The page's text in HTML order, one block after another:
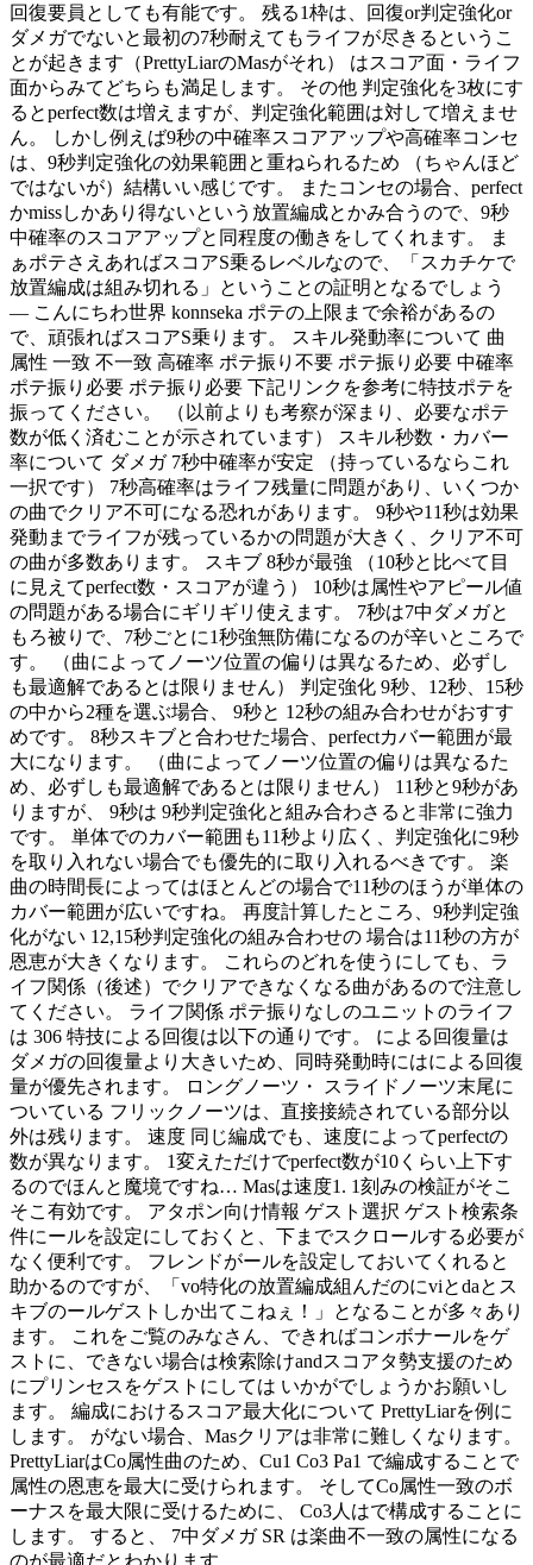
回復要員としても有能です。 残る1枠は、回復or判定強化or
ダメガでないと最初の7秒耐えてもライフが尽きるというこ
とが起きます（PrettyLiarのMasがそれ） はスコア面・ライフ
面からみてどちらも満足します。 その他 判定強化を3枚にす
るとperfect数は増えますが、判定強化範囲は対して増えませ
ん。 しかし例えば9秒の中確率スコアアップや高確率コンセ
は、9秒判定強化の効果範囲と重ねられるため （ちゃんほど
ではないが）結構いい感じです。 またコンセの場合、perfect
かmissしかあり得ないという放置編成とかみ合うので、9秒
中確率のスコアアップと同程度の働きをしてくれます。 ま
ぁポテさえあればスコアS乗るレベルなので、「スカチケで
放置編成は組み切れる」ということの証明となるでしょう
— こんにちわ世界 konnseka ポテの上限まで余裕があるの
で、頑張ればスコアS乗ります。 スキル発動率について 曲
属性 一致 不一致 高確率 ポテ振り不要 ポテ振り必要 中確率
ポテ振り必要 ポテ振り必要 下記リンクを参考に特技ポテを
振ってください。 （以前よりも考察が深まり、必要なポテ
数が低く済むことが示されています） スキル秒数・カバー
率について ダメガ 7秒中確率が安定 （持っているならこれ
一択です） 7秒高確率はライフ残量に問題があり、いくつか
の曲でクリア不可になる恐れがあります。 9秒や11秒は効果
発動までライフが残っているかの問題が大きく、クリア不可
の曲が多数あります。 スキブ 8秒が最強 （10秒と比べて目
に見えてperfect数・スコアが違う） 10秒は属性やアピール値
の問題がある場合にギリギリ使えます。 7秒は7中ダメガと
もろ被りで、7秒ごとに1秒強無防備になるのが辛いところで
す。 （曲によってノーツ位置の偏りは異なるため、必ずし
も最適解であるとは限りません） 判定強化 9秒、12秒、15秒
の中から2種を選ぶ場合、 9秒と 12秒の組み合わせがおすす
めです。 8秒スキブと合わせた場合、perfectカバー範囲が最
大になります。 （曲によってノーツ位置の偏りは異なるた
め、必ずしも最適解であるとは限りません） 11秒と9秒があ
りますが、 9秒は 9秒判定強化と組み合わさると非常に強力
です。 単体でのカバー範囲も11秒より広く、判定強化に9秒
を取り入れない場合でも優先的に取り入れるべきです。 楽
曲の時間長によってはほとんどの場合で11秒のほうが単体の
カバー範囲が広いですね。 再度計算したところ、9秒判定強
化がない 12,15秒判定強化の組み合わせの 場合は11秒の方が
恩恵が大きくなります。 これらのどれを使うにしても、ラ
イフ関係（後述）でクリアできなくなる曲があるので注意し
てください。 ライフ関係 ポテ振りなしのユニットのライフ
は 306 特技による回復は以下の通りです。 による回復量は
ダメガの回復量より大きいため、同時発動時にはによる回復
量が優先されます。 ロングノーツ・ スライドノーツ末尾に
ついている フリックノーツは、直接接続されている部分以
外は残ります。 速度 同じ編成でも、速度によってperfectの
数が異なります。 1変えただけでperfect数が10くらい上下す
るのでほんと魔境ですね… Masは速度1. 1刻みの検証がそこ
そこ有効です。 アタポン向け情報 ゲスト選択 ゲスト検索条
件にールを設定にしておくと、下までスクロールする必要が
なく便利です。 フレンドがールを設定しておいてくれると
助かるのですが、「vo特化の放置編成組んだのにviとdaとス
キブのールゲストしか出てこねぇ！」となることが多々あり
ます。 これをご覧のみなさん、できればコンボナールをゲ
ストに、できない場合は検索除けandスコアタ勢支援のため
にプリンセスをゲストにしては いかがでしょうかお願いし
ます。 編成におけるスコア最大化について PrettyLiarを例に
します。 がない場合、Masクリアは非常に難しくなります。
PrettyLiarはCo属性曲のため、Cu1 Co3 Pa1 で編成することで
属性の恩恵を最大に受けられます。 そしてCo属性一致のボ
ーナスを最大限に受けるために、 Co3人はで構成することに
します。 すると、 7中ダメガ SR は楽曲不一致の属性になる